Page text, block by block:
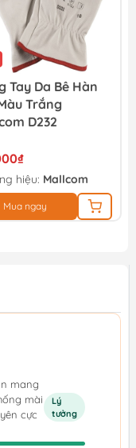
Bê Hàn
Mallcom
mang
mài
cực
Lý
tưởng